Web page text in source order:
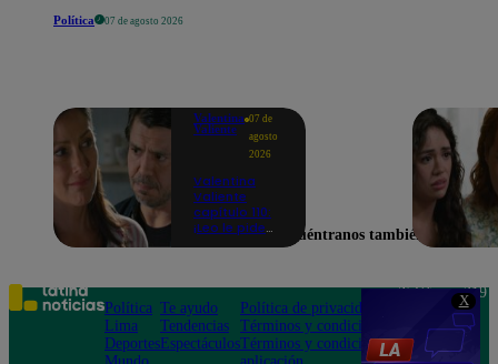
X
Política 07 de agosto 2026
Valentina
Valiente
07 de
agosto
2026
Valentina
Valiente
capítulo 110:
¡Leo le pide
durante
tantos años!
Encuéntranos también en
Política
Lima
Deportes
Te ayudo
Tendencias
Espectáculos
Política de privacidad
Términos y condiciones
Términos y condiciones
Teléfono: 219
Av. San
Felipe 968